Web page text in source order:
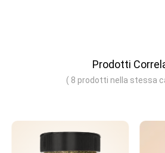
Prodotti
( 8 prodotti nella stessa